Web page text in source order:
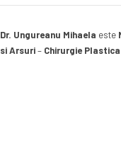
Dr. Ungureanu Mihaela este
si Arsuri– Chirurgie Plastica